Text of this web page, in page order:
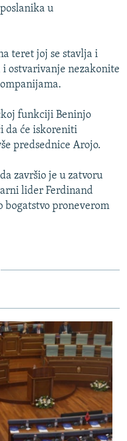
u
teret joj se stavlja i
ostvarivanje nezakonite
funkciji Beninjo
da će iskoreniti
predsednice Arojo.
završio je u zatvoru
lider Ferdinand
bogatstvo proneverom